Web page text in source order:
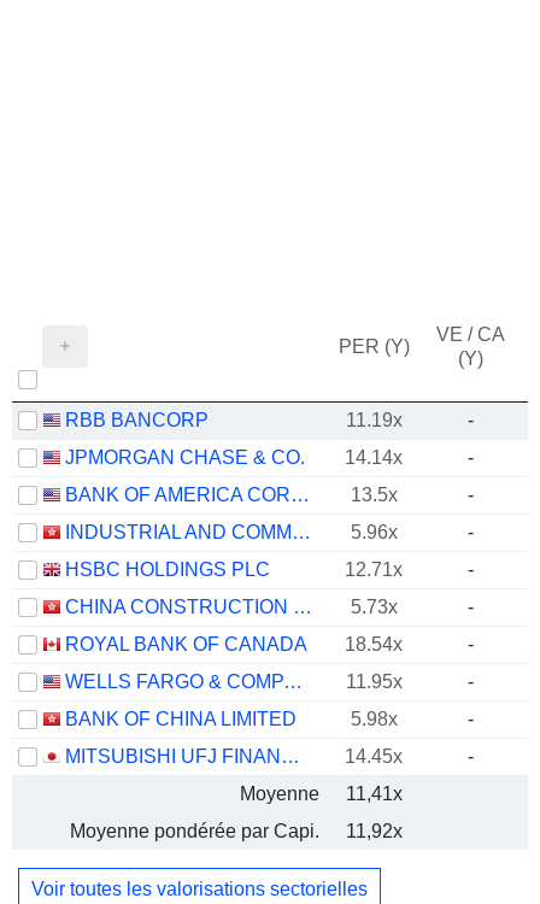
PER (Y)
VE / CA
(Y)
RBB BANCORP 11.19x
-
JPMORGAN CHASE & CO.
14.14x
-
BANK OF AMERICA CORPORATION
13.5x
-
INDUSTRIAL AND COMMERCIAL BANK OF CHINA LIMITED
5.96x
-
HSBC HOLDINGS PLC
12.71x
-
CHINA CONSTRUCTION BANK CORPORATION
5.73x
-
ROYAL BANK OF CANADA
18.54x
-
WELLS FARGO & COMPANY
11.95x
-
BANK OF CHINA LIMITED
5.98x
-
MITSUBISHI UFJ FINANCIAL GROUP, INC.
14.45x
-
Moyenne
11,41x
Moyenne pondérée par Capi.
11,92x
Voir toutes les valorisations sectorielles